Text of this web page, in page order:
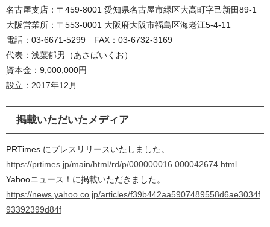
名古屋支店：〒459-8001 愛知県名古屋市緑区大高町字己新田89-1
大阪営業所：〒553-0001 大阪府大阪市福島区海老江5-4-11
電話：03-6671-5299 FAX：03-6732-3169
代表：浅葉郁男（あさばいくお）
資本金：9,000,000円
設立：2017年12月
掲載いただいたメディア
PRTimes にプレスリリースいたしました。
https://prtimes.jp/main/html/rd/p/000000016.000042674.html
Yahooニュース！に掲載いただきました。
https://news.yahoo.co.jp/articles/f39b442aa5907489558d6ae3034f
93392399d84f